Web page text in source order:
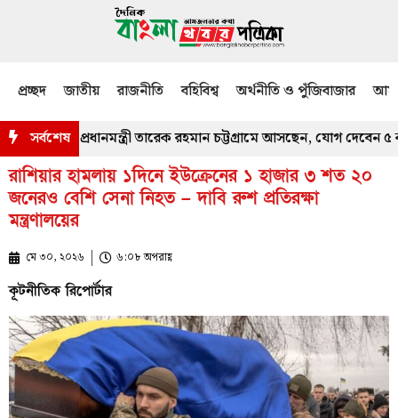
প্রচ্ছদ জাতীয় রাজনীতি বহিবিশ্ব অর্থনীতি ও পুঁজিবাজার
সর্বশেষ
নিতে প্রধানমন্ত্রী তারেক রহমান চট্টগ্রামে আসছেন, যোগ দেবেন ৫
রাশিয়ার হামলায় ১দিনে ইউক্রেনের ১ হাজার ৩ শত ২০
জনেরও বেশি সেনা নিহত – দাবি রুশ প্রতিরক্ষা
মন্ত্রণালয়ের
মে ৩০, ২০২৬ ৬:০৮ অপরাহ্ণ
কূটনীতিক রিপোর্টার